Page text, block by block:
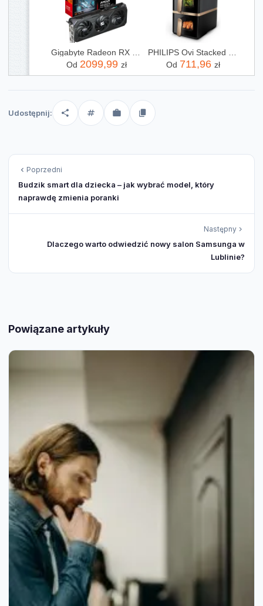
Gigabyte Radeon RX 9060 XT GAMING OC 16GB GDDR6 FSR (GVR9060XTGAMINGOC16GD)
Od 2099,99 zł
PHILIPS Ovi Stacked Dual Basket NA462/70
Od 711,96 zł
Udostępnij:
Poprzedni
Budzik smart dla dziecka – jak wybrać model, który
naprawdę zmienia poranki
Następny
Dlaczego warto odwiedzić nowy salon Samsunga w
Lublinie?
Powiązane artykuły